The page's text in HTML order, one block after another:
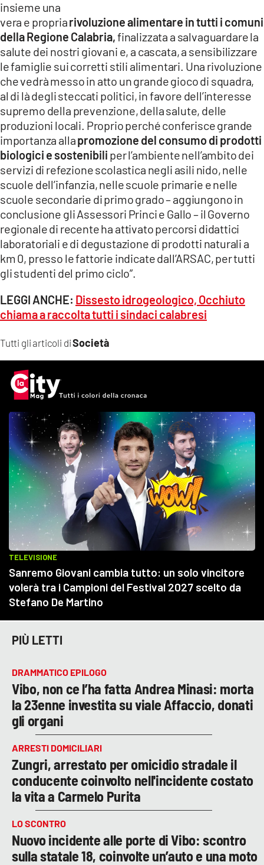
Tutti gli articoli diSocietà
insieme una
vera e propriarivoluzione alimentare in tutti i comuni
della Regione Calabria,finalizzata a salvaguardare la
salute dei nostri giovani e, a cascata, a sensibilizzare
le famiglie sui corretti stili alimentari. Una rivoluzione
che vedrà messo in atto un grande gioco di squadra,
al di là degli steccati politici, in favore dell’interesse
supremo della prevenzione, della salute, delle
produzioni locali. Proprio perché conferisce grande
importanza allapromozione del consumo di prodotti
biologici e sostenibili per l’ambiente nell’ambito dei
servizi di refezione scolastica negli asili nido, nelle
scuole dell’infanzia, nelle scuole primarie e nelle
scuole secondarie di primo grado – aggiungono in
conclusione gli Assessori Princi e Gallo – il Governo
regionale di recente ha attivato percorsi didattici
laboratoriali e di degustazione di prodotti naturali a
km 0, presso le fattorie indicate dall’ARSAC, per tutti
gli studenti del primo ciclo”.
LEGGI ANCHE: Dissesto idrogeologico, Occhiuto
chiama a raccolta tutti i sindaci calabresi
PIÙ LETTI
DRAMMATICO EPILOGO
Vibo, non ce l’ha fatta Andrea Minasi: morta
la 23enne investita su viale Affaccio, donati
gli organi
ARRESTI DOMICILIARI
Zungri, arrestato per omicidio stradale il
conducente coinvolto nell'incidente costato
la vita a Carmelo Purita
LO SCONTRO
Nuovo incidente alle porte di Vibo: scontro
sulla statale 18, coinvolte un’auto e una moto